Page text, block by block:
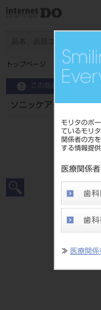
モリタのポ
ているモリ
関係者の方
する情報提
医療関係
≫ 医療関
トップページ ソニッケア
この商品に関するお問
ソニッケアー ホワイト
インデックス
カスタマイズブラッ
選べるブラシ
基本性能
機能
ソニッケアーキッズ
ソニッケアーコード
ソニッケアー トライ
関連動画
ダウンロード